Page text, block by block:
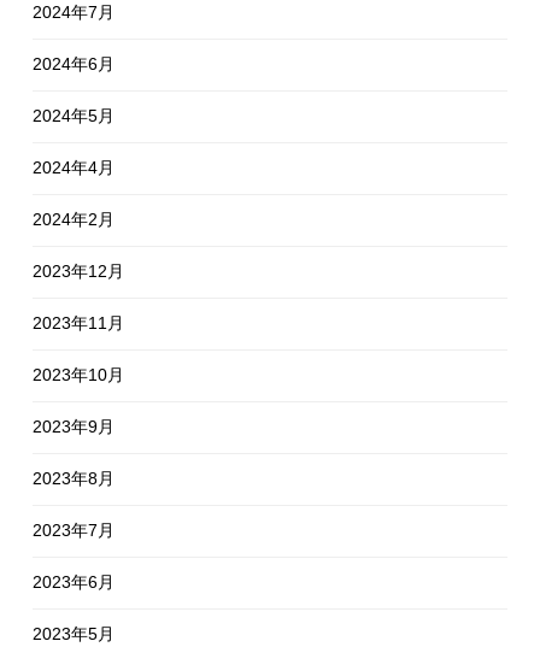
2024年7月
2024年6月
2024年5月
2024年4月
2024年2月
2023年12月
2023年11月
2023年10月
2023年9月
2023年8月
2023年7月
2023年6月
2023年5月